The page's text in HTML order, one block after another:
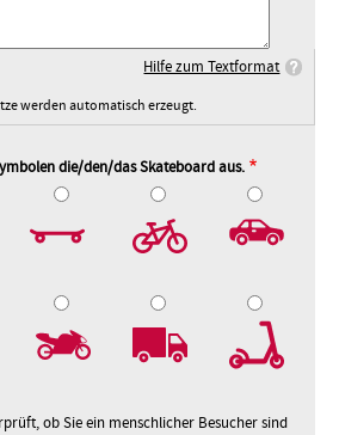
Hilfe zum Textformat
werden automatisch erzeugt.
die/den/das Skateboard aus.
ob Sie ein menschlicher Besucher sind